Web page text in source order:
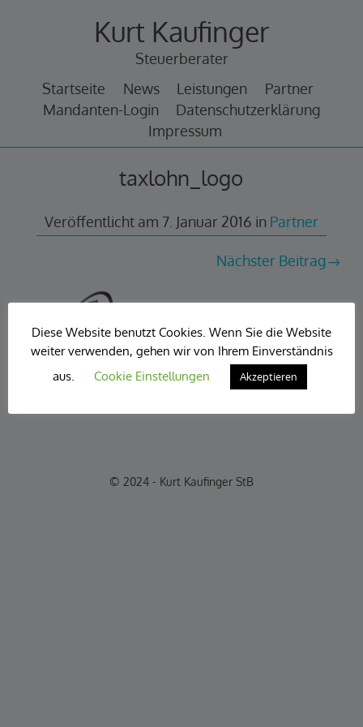
Kurt Kaufinger
Steuerberater
Startseite
News Leistungen
Partner
Mandanten-Login
Datenschutzerklärung
Impressum
taxlohn_logo
Veröffentlicht am 7. Januar 2016 in Partner
Nächster Beitrag
© 2024 - Kurt Kaufinger StB
Diese Website benutzt Cookies. Wenn Sie die Website
weiter verwenden, gehen wir von Ihrem Einverständnis
aus.
Cookie Einstellungen Akzeptieren